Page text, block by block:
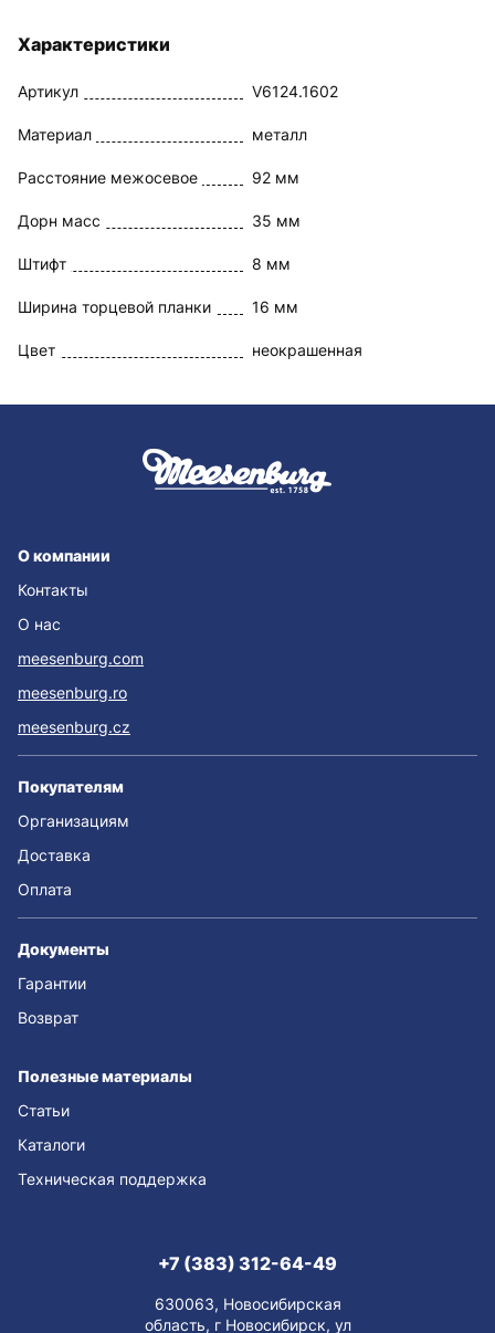
Характеристики
Артикул V6124.1602
Материал металл
Расстояние межосевое 92 мм
Дорн масс 35 мм
Штифт 8 мм
Ширина торцевой планки 16 мм
Цвет неокрашенная
О компании
Контакты
О нас
meesenburg.com
meesenburg.ro
meesenburg.cz
Покупателям
Организациям
Доставка
Оплата
Документы
Гарантии
Возврат
Полезные материалы
Статьи
Каталоги
Техническая поддержка
+7 (383) 312-64-49
630063, Новосибирская
область, г Новосибирск, ул